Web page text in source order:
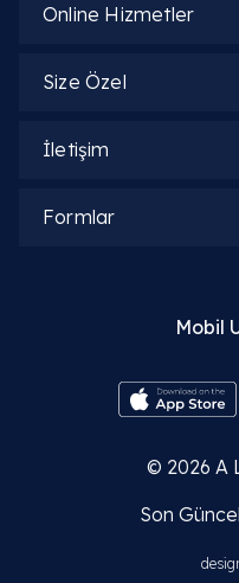
İlgili Bölümler
İlgili Hekimler
Online Hizmetler
Size Özel
İletişim
Formlar
Mobil
© 2026 A
Son